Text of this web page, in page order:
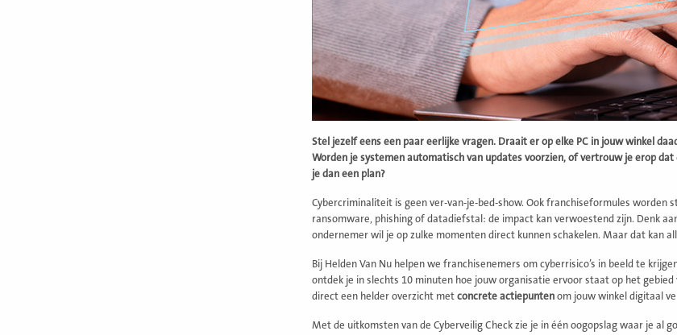
Stel jezelf eens een paar eerlijke vragen. Draait er op elke PC in jouw winkel
Worden je systemen automatisch van updates voorzien, of vertrouw je erop dat
je dan een plan?
Cybercriminaliteit is geen ver-van-je-bed-show. Ook franchiseformules worden
ransomware, phishing of datadiefstal: de impact kan verwoestend zijn. Denk
ondernemer wil je op zulke momenten direct kunnen schakelen. Maar dat kan
Bij Helden Van Nu helpen we franchisenemers om cyberrisico’s in beeld te
ontdek je in slechts 10 minuten hoe jouw organisatie ervoor staat op het
direct een helder overzicht met concrete actiepunten om jouw winkel digitaal
Met de uitkomsten van de Cyberveilig Check zie je in één oogopslag waar je al